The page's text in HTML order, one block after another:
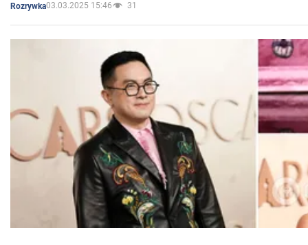
Rozrywka03.03.2025 15:46 31